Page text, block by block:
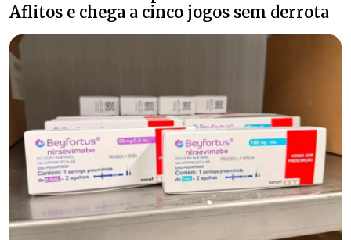
Aflitos e chega a cinco jogos sem derrota